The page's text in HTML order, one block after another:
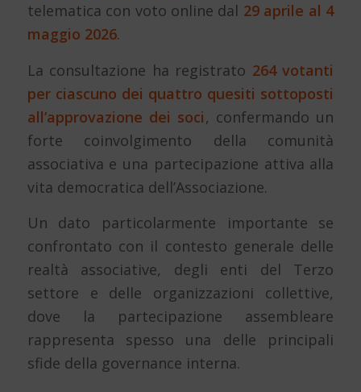
telematica con voto online dal 29 aprile al 4
maggio 2026.
La consultazione ha registrato 264 votanti
per ciascuno dei quattro quesiti sottoposti
all’approvazione dei soci , confermando un
forte coinvolgimento della comunità
associativa e una partecipazione attiva alla
vita democratica dell’Associazione.
Un dato particolarmente importante se
confrontato con il contesto generale delle
realtà associative, degli enti del Terzo
settore e delle organizzazioni collettive,
dove la partecipazione assembleare
rappresenta spesso una delle principali
sfide della governance interna.